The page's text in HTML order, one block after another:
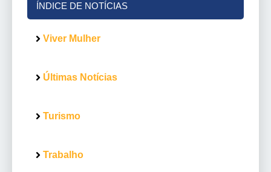
ÍNDICE DE NOTÍCIAS
Viver Mulher
Últimas Notícias
Turismo
Trabalho